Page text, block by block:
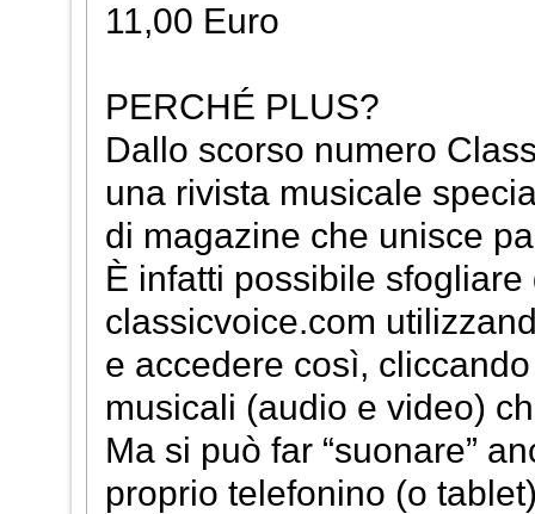
11,00 Euro
PERCHÉ PLUS?
Dallo scorso numero
una rivista musicale
di magazine che unisce
È infatti possibile
classicvoice.com
e accedere così,
musicali (audio e video)
Ma si può far “suonare”
proprio telefonino (o